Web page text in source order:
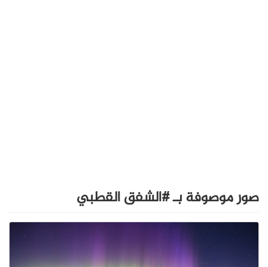
صور موصوفة بـ #الشفق القطبي